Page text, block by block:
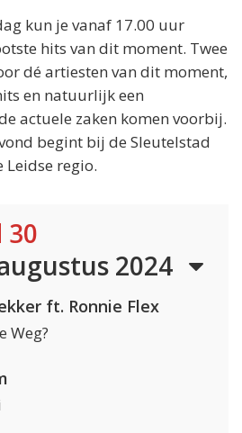
kun je vanaf 17.00 uur
hits van dit moment. Twee
dé artiesten van dit moment,
en natuurlijk een
actuele zaken komen voorbij.
begint bij de Sleutelstad
Leidse regio.
30
2024
ft. Ronnie Flex
Weg?